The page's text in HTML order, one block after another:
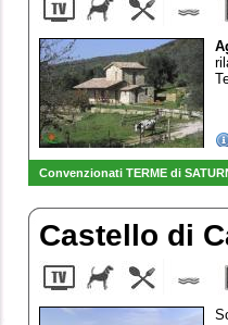
Convenzionati TERME di
Castello di